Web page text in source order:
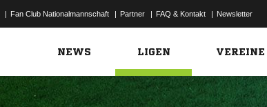
| Fan Club Nationalmannschaft | Partner | FAQ & Kontakt | Newsletter
NEWS LIGEN